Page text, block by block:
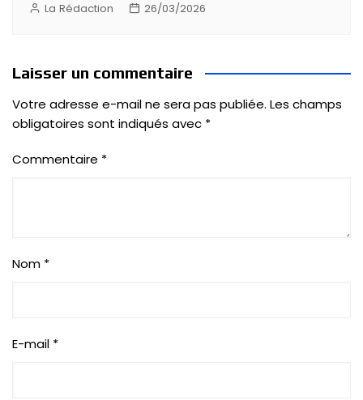
La Rédaction 26/03/2026
Laisser un commentaire
Votre adresse e-mail ne sera pas publiée. Les champs
obligatoires sont indiqués avec *
Commentaire *
Nom *
E-mail *